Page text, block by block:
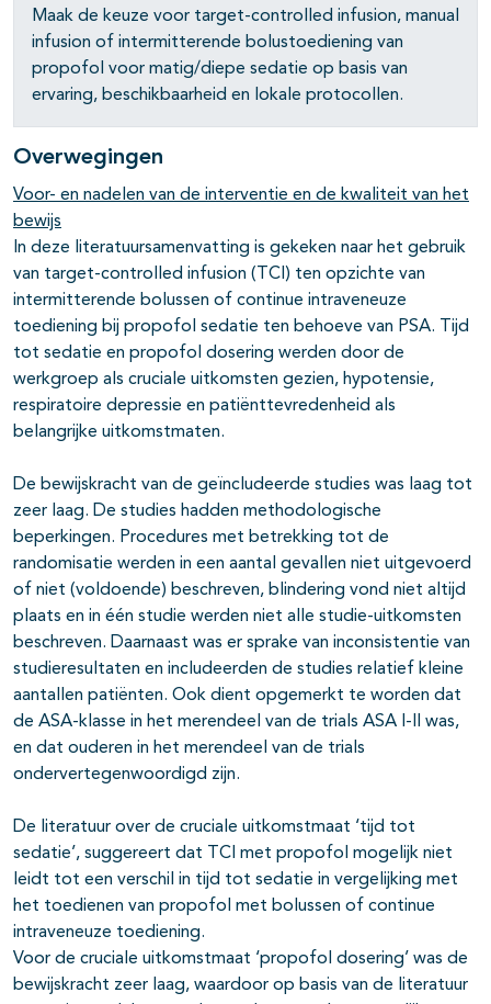
Maak de keuze voor target-controlled infusion, manual
infusion of intermitterende bolustoediening van
propofol voor matig/diepe sedatie op basis van
ervaring, beschikbaarheid en lokale protocollen.
Overwegingen
Voor- en nadelen van de interventie en de kwaliteit van het
bewijs
In deze literatuursamenvatting is gekeken naar het gebruik
van target-controlled infusion (TCI) ten opzichte van
intermitterende bolussen of continue intraveneuze
toediening bij propofol sedatie ten behoeve van PSA. Tijd
tot sedatie en propofol dosering werden door de
werkgroep als cruciale uitkomsten gezien, hypotensie,
respiratoire depressie en patiënttevredenheid als
belangrijke uitkomstmaten.
De bewijskracht van de geïncludeerde studies was laag tot
zeer laag. De studies hadden methodologische
beperkingen. Procedures met betrekking tot de
randomisatie werden in een aantal gevallen niet uitgevoerd
of niet (voldoende) beschreven, blindering vond niet altijd
plaats en in één studie werden niet alle studie-uitkomsten
beschreven. Daarnaast was er sprake van inconsistentie van
studieresultaten en includeerden de studies relatief kleine
aantallen patiënten. Ook dient opgemerkt te worden dat
de ASA-klasse in het merendeel van de trials ASA I-II was,
en dat ouderen in het merendeel van de trials
ondervertegenwoordigd zijn.
De literatuur over de cruciale uitkomstmaat ‘tijd tot
sedatie’, suggereert dat TCI met propofol mogelijk niet
leidt tot een verschil in tijd tot sedatie in vergelijking met
het toedienen van propofol met bolussen of continue
intraveneuze toediening.
Voor de cruciale uitkomstmaat ‘propofol dosering’ was de
bewijskracht zeer laag, waardoor op basis van de literatuur